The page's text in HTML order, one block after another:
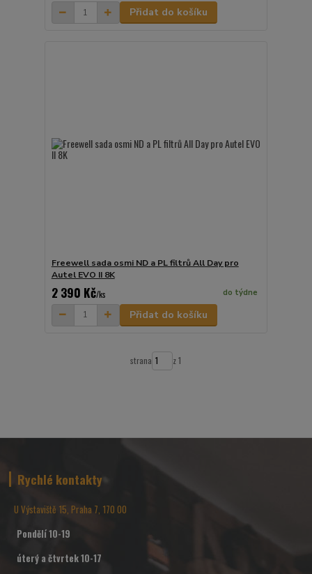
Přidat do košíku
Freewell sada osmi ND a PL filtrů All Day pro
Autel EVO II 8K
2 390 Kč/ks do týdne
Přidat do košíku
strana z 1
Rychlé kontakty
U Výstaviště 15, Praha 7, 170 00
Pondělí 10-19
úterý a čtvrtek 10-17